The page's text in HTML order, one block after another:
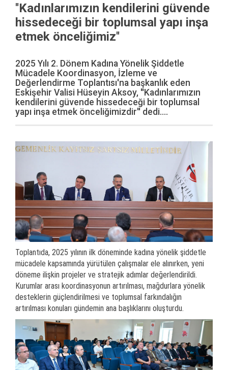
''Kadınlarımızın kendilerini güvende
hissedeceği bir toplumsal yapı inşa
etmek önceliğimiz''
2025 Yılı 2. Dönem Kadına Yönelik Şiddetle
Mücadele Koordinasyon, İzleme ve
Değerlendirme Toplantısı'na başkanlık eden
Eskişehir Valisi Hüseyin Aksoy, ''Kadınlarımızın
kendilerini güvende hissedeceği bir toplumsal
yapı inşa etmek önceliğimizdir'' dedi....
Toplantıda, 2025 yılının ilk döneminde kadına yönelik şiddetle
mücadele kapsamında yürütülen çalışmalar ele alınırken, yeni
döneme ilişkin projeler ve stratejik adımlar değerlendirildi.
Kurumlar arası koordinasyonun artırılması, mağdurlara yönelik
desteklerin güçlendirilmesi ve toplumsal farkındalığın
artırılması konuları gündemin ana başlıklarını oluşturdu.